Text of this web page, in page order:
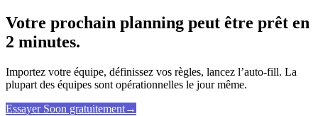
Votre prochain planning peut être prêt en
2 minutes.
Importez votre équipe, définissez vos règles, lancez l’auto-fill. La
plupart des équipes sont opérationnelles le jour même.
Essayer Soon gratuitement→